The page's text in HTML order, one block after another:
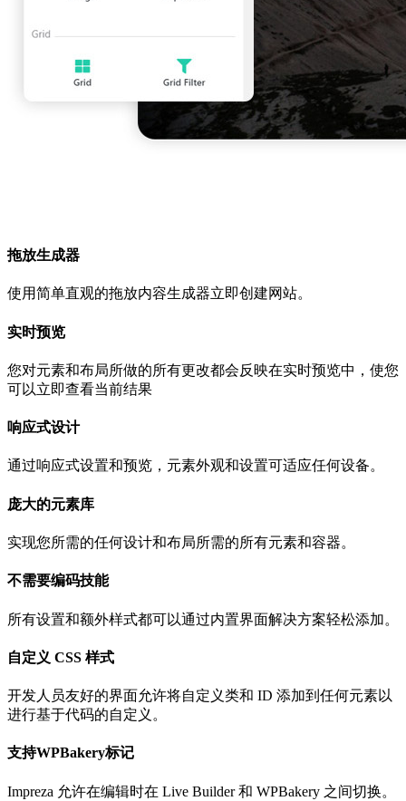
拖放生成器
使用简单直观的拖放内容生成器立即创建网站。
实时预览
您对元素和布局所做的所有更改都会反映在实时预览中，使您
可以立即查看当前结果
响应式设计
通过响应式设置和预览，元素外观和设置可适应任何设备。
庞大的元素库
实现您所需的任何设计和布局所需的所有元素和容器。
不需要编码技能
所有设置和额外样式都可以通过内置界面解决方案轻松添加。
自定义 CSS 样式
开发人员友好的界面允许将自定义类和 ID 添加到任何元素以
进行基于代码的自定义。
支持WPBakery标记
Impreza 允许在编辑时在 Live Builder 和 WPBakery 之间切换。